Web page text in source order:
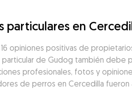
particulares en
opiniones positivas de
de Gudog también debe
profesionales, fotos y
de perros en Cercedilla